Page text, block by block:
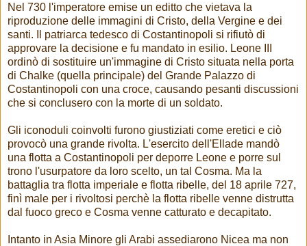
Nel 730 l'imperatore emise un editto che vietava la
riproduzione delle immagini di Cristo, della Vergine e dei
santi. Il patriarca tedesco di Costantinopoli si rifiutò di
approvare la decisione e fu mandato in esilio. Leone III
ordinò di sostituire un'immagine di Cristo situata nella porta
di Chalke (quella principale) del Grande Palazzo di
Costantinopoli con una croce, causando pesanti discussioni
che si conclusero con la morte di un soldato.
Gli iconoduli coinvolti furono giustiziati come eretici e ciò
provocò una grande rivolta. L'esercito dell'Ellade mandò
una flotta a Costantinopoli per deporre Leone e porre sul
trono l'usurpatore da loro scelto, un tal Cosma. Ma la
battaglia tra flotta imperiale e flotta ribelle, del 18 aprile 727,
finì male per i rivoltosi perchè la flotta ribelle venne distrutta
dal fuoco greco e Cosma venne catturato e decapitato.
Intanto in Asia Minore gli Arabi assediarono Nicea ma non